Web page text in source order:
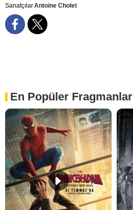
SanatçılarAntoine Cholet
En Popüler Fragmanlar